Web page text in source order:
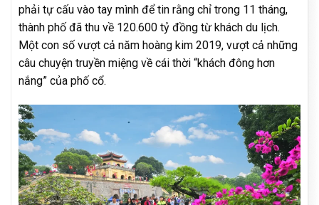
phải tự cấu vào tay mình để tin rằng chỉ trong 11 tháng,
thành phố đã thu về 120.600 tỷ đồng từ khách du lịch.
Một con số vượt cả năm hoàng kim 2019, vượt cả những
câu chuyện truyền miệng về cái thời “khách đông hơn
nắng” của phố cổ.